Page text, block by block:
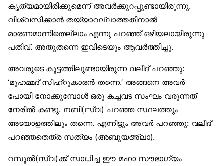
കൃത്യമായിരിക്കുമെന്ന് അവർക്കുറപ്പുണ്ടായിരുന്നു.
വിശ്വസിക്കാൻ തയ്യാറല്ലാത്തതിനാൽ
മാരണമാണിതെല്ലാം എന്നു പറഞ്ഞ് ഒഴിയലായിരുന്നു
പതിവ്. അതുതന്നെ ഇവിടെയും ആവർത്തിച്ചു.
അവരുടെ കൂട്ടത്തിലുണ്ടായിരുന്ന വലീദ് പറഞ്ഞു:
‘മുഹമ്മദ് സിഹ്‌റുകാരൻ തന്നെ.’ അങ്ങനെ അവർ
പോയി നോക്കുമ്പോൾ ഒരു കച്ചവട സംഘം വരുന്നത്
നേരിൽ കണ്ടു. നബി(സ്വ) പറഞ്ഞ സ്ഥലത്തും
അടയാളത്തിലും തന്നെ. എന്നിട്ടും അവർ പറഞ്ഞു: വലീദ്
പറഞ്ഞതെത്ര സത്യം (അബൂയഅ്‌ലാ).
റസൂൽ(സ്വ)ക്ക് സാധിച്ച ഈ മഹാ സൗഭാഗ്യം